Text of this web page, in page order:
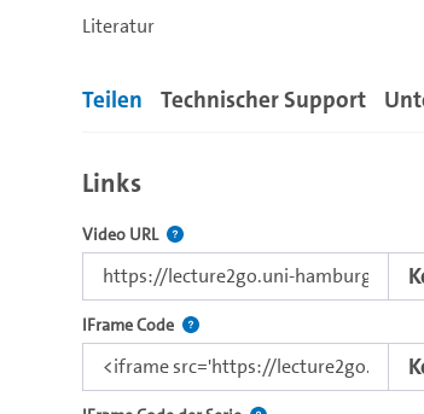
Literatur
Teilen Technischer Support
Links
Video URL Der Link zu diesem Video.
IFrame Code Nutzen Sie diesen Code, um